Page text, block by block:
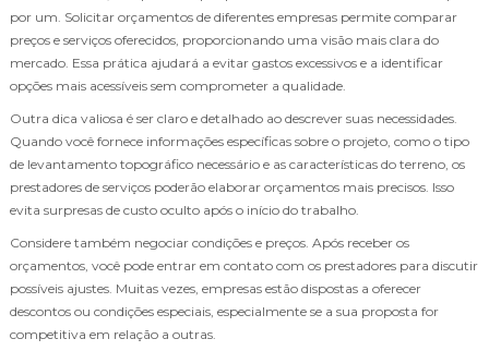
por um. Solicitar orçamentos de diferentes empresas permite comparar
preços e serviços oferecidos, proporcionando uma visão mais clara do
mercado. Essa prática ajudará a evitar gastos excessivos e a identificar
opções mais acessíveis sem comprometer a qualidade.
Outra dica valiosa é ser claro e detalhado ao descrever suas necessidades.
Quando você fornece informações específicas sobre o projeto, como o tipo
de levantamento topográfico necessário e as características do terreno, os
prestadores de serviços poderão elaborar orçamentos mais precisos. Isso
evita surpresas de custo oculto após o início do trabalho.
Considere também negociar condições e preços. Após receber os
orçamentos, você pode entrar em contato com os prestadores para discutir
possíveis ajustes. Muitas vezes, empresas estão dispostas a oferecer
descontos ou condições especiais, especialmente se a sua proposta for
competitiva em relação a outras.